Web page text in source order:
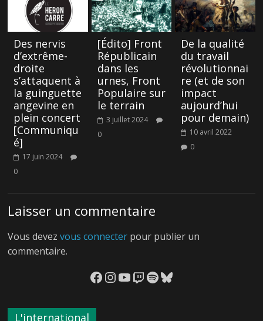
Des nervis
d’extrême-
droite
s’attaquent à
la guinguette
angevine en
plein concert
[Communiqu
é]
17 juin 2024
0
[Édito] Front
Républicain
dans les
urnes, Front
Populaire sur
le terrain
3 juillet 2024
0
De la qualité
du travail
révolutionnai
re (et de son
impact
aujourd’hui
pour demain)
10 avril 2022
0
Laisser un commentaire
Vous devezvous connecter pour publier un
commentaire.
Facebook
Instagram
YouTube
Twitch
Spotify
Bluesky
L'international